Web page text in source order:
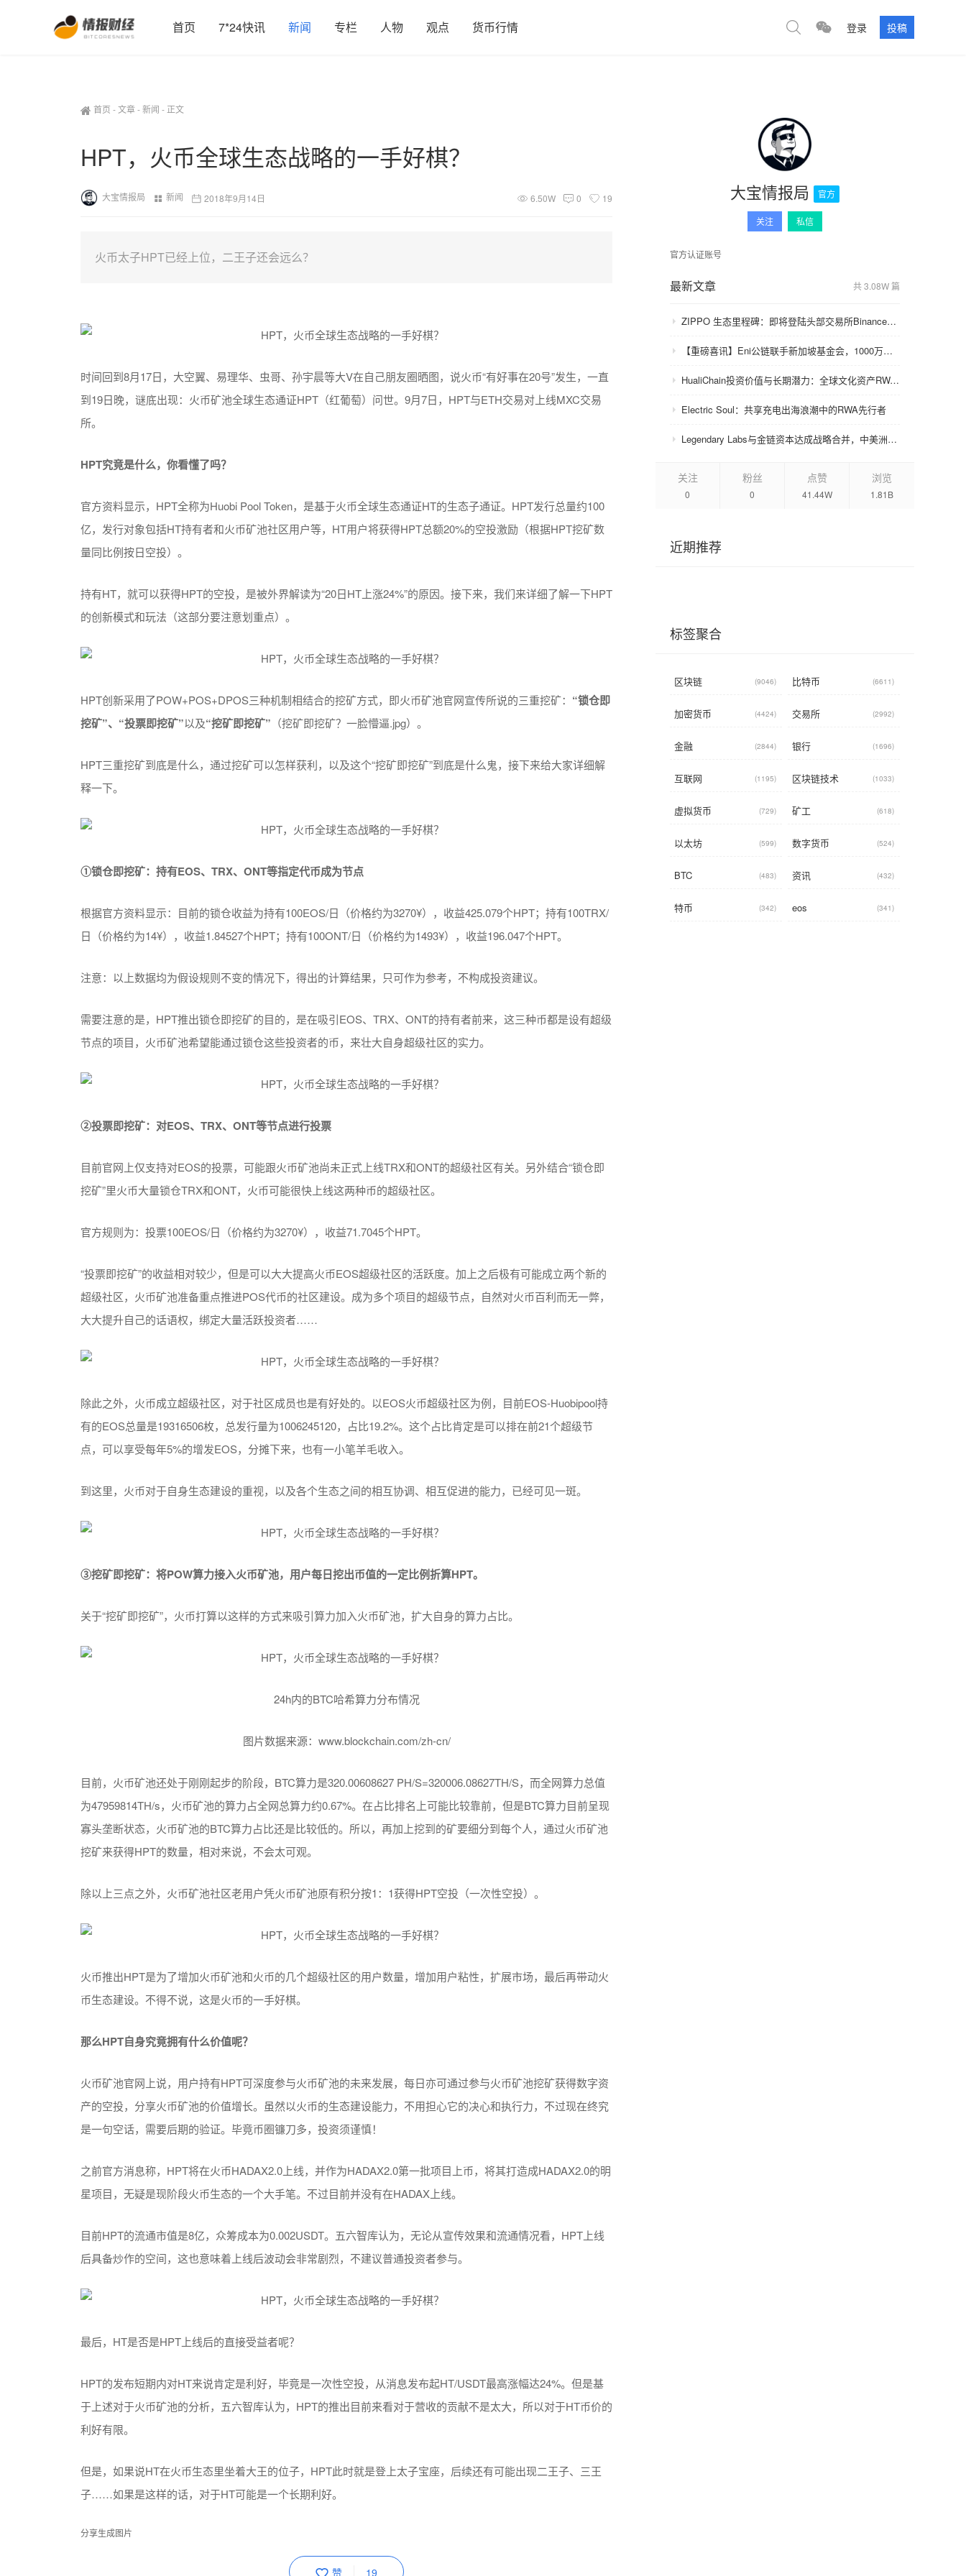
首页 7*24快讯 新闻 专栏 人物 观点 货币行情 登录 投稿
首页 -文章-新闻 - 正文
HPT，火币全球生态战略的一手好棋？
大宝情报局 新闻 2018年9月14日 6.50W 0 19
火币太子HPT已经上位，二王子还会远么？
时间回到8月17日，大空翼、易理华、虫哥、孙宇晨等大V在自己朋友圈晒图，说火币“有好事在20号”发生，一直
到19日晚，谜底出现：火币矿池全球生态通证HPT（红葡萄）问世。9月7日，HPT与ETH交易对上线MXC交易
所。
HPT究竟是什么，你看懂了吗？
官方资料显示，HPT全称为Huobi Pool Token，是基于火币全球生态通证HT的生态子通证。HPT发行总量约100
亿，发行对象包括HT持有者和火币矿池社区用户等，HT用户将获得HPT总额20%的空投激励（根据HPT挖矿数
量同比例按日空投）。
持有HT，就可以获得HPT的空投，是被外界解读为“20日HT上涨24%”的原因。接下来，我们来详细了解一下HPT
的创新模式和玩法（这部分要注意划重点）。
HPT创新采用了POW+POS+DPOS三种机制相结合的挖矿方式，即火币矿池官网宣传所说的三重挖矿： “锁仓即
挖矿”、“投票即挖矿”以及“挖矿即挖矿” （挖矿即挖矿？一脸懵逼.jpg）。
HPT三重挖矿到底是什么，通过挖矿可以怎样获利，以及这个“挖矿即挖矿”到底是什么鬼，接下来给大家详细解
释一下。
①锁仓即挖矿：持有EOS、TRX、ONT等指定代币成为节点
根据官方资料显示：目前的锁仓收益为持有100EOS/日（价格约为3270¥），收益425.079个HPT；持有100TRX/
日（价格约为14¥），收益1.84527个HPT；持有100ONT/日（价格约为1493¥），收益196.047个HPT。
注意：以上数据均为假设规则不变的情况下，得出的计算结果，只可作为参考，不构成投资建议。
需要注意的是，HPT推出锁仓即挖矿的目的，是在吸引EOS、TRX、ONT的持有者前来，这三种币都是设有超级
节点的项目，火币矿池希望能通过锁仓这些投资者的币，来壮大自身超级社区的实力。
②投票即挖矿：对EOS、TRX、ONT等节点进行投票
目前官网上仅支持对EOS的投票，可能跟火币矿池尚未正式上线TRX和ONT的超级社区有关。另外结合“锁仓即
挖矿”里火币大量锁仓TRX和ONT，火币可能很快上线这两种币的超级社区。
官方规则为：投票100EOS/日（价格约为3270¥），收益71.7045个HPT。
“投票即挖矿”的收益相对较少，但是可以大大提高火币EOS超级社区的活跃度。加上之后极有可能成立两个新的
超级社区，火币矿池准备重点推进POS代币的社区建设。成为多个项目的超级节点，自然对火币百利而无一弊，
大大提升自己的话语权，绑定大量活跃投资者……
除此之外，火币成立超级社区，对于社区成员也是有好处的。以EOS火币超级社区为例，目前EOS-Huobipool持
有的EOS总量是19316506枚，总发行量为1006245120，占比19.2%。这个占比肯定是可以排在前21个超级节
点，可以享受每年5%的增发EOS，分摊下来，也有一小笔羊毛收入。
到这里，火币对于自身生态建设的重视，以及各个生态之间的相互协调、相互促进的能力，已经可见一斑。
③挖矿即挖矿：将POW算力接入火币矿池，用户每日挖出币值的一定比例折算HPT。
关于“挖矿即挖矿”，火币打算以这样的方式来吸引算力加入火币矿池，扩大自身的算力占比。
24h内的BTC哈希算力分布情况
图片数据来源：www.blockchain.com/zh-cn/
目前，火币矿池还处于刚刚起步的阶段，BTC算力是320.00608627 PH/S=320006.08627TH/S，而全网算力总值
为47959814TH/s，火币矿池的算力占全网总算力约0.67%。在占比排名上可能比较靠前，但是BTC算力目前呈现
寡头垄断状态，火币矿池的BTC算力占比还是比较低的。所以，再加上挖到的矿要细分到每个人，通过火币矿池
挖矿来获得HPT的数量，相对来说，不会太可观。
除以上三点之外，火币矿池社区老用户凭火币矿池原有积分按1：1获得HPT空投（一次性空投）。
火币推出HPT是为了增加火币矿池和火币的几个超级社区的用户数量，增加用户粘性，扩展市场，最后再带动火
币生态建设。不得不说，这是火币的一手好棋。
那么HPT自身究竟拥有什么价值呢？
火币矿池官网上说，用户持有HPT可深度参与火币矿池的未来发展，每日亦可通过参与火币矿池挖矿获得数字资
产的空投，分享火币矿池的价值增长。虽然以火币的生态建设能力，不用担心它的决心和执行力，不过现在终究
是一句空话，需要后期的验证。毕竟币圈镰刀多，投资须谨慎！
之前官方消息称，HPT将在火币HADAX2.0上线，并作为HADAX2.0第一批项目上币，将其打造成HADAX2.0的明
星项目，无疑是现阶段火币生态的一个大手笔。不过目前并没有在HADAX上线。
目前HPT的流通市值是8亿，众筹成本为0.002USDT。五六智库认为，无论从宣传效果和流通情况看，HPT上线
后具备炒作的空间，这也意味着上线后波动会非常剧烈，不建议普通投资者参与。
最后，HT是否是HPT上线后的直接受益者呢？
HPT的发布短期内对HT来说肯定是利好，毕竟是一次性空投，从消息发布起HT/USDT最高涨幅达24%。但是基
于上述对于火币矿池的分析，五六智库认为，HPT的推出目前来看对于营收的贡献不是太大，所以对于HT币价的
利好有限。
但是，如果说HT在火币生态里坐着大王的位子，HPT此时就是登上太子宝座，后续还有可能出现二王子、三王
子……如果是这样的话，对于HT可能是一个长期利好。
分享生成图片
赞 19
大宝情报局 官方
关注 私信
官方认证账号
最新文章 共 3.08W 篇
ZIPPO 生态里程碑：即将登陆头部交易所Binance，GameFi 与通缩模型开启价值飞轮
【重磅喜讯】Eni公链联手新加坡基金会，1000万美金赋能众环CRC！
HualiChain投资价值与长期潜力：全球文化资产RWA赛道的基础设施级机会正在形成
Electric Soul：共享充电出海浪潮中的RWA先行者
Legendary Labs与金链资本达成战略合并，中美洲牌照加持助力生态升级
关注
0
粉丝
0
点赞
41.44W
浏览
1.81B
近期推荐
标签聚合
区块链 (9046) 比特币 (6611)
加密货币 (4424) 交易所 (2992)
金融 (2844) 银行 (1696)
互联网 (1195) 区块链技术 (1033)
虚拟货币 (729) 矿工 (618)
以太坊 (599) 数字货币 (524)
BTC (483) 资讯 (432)
特币 (342) eos (341)